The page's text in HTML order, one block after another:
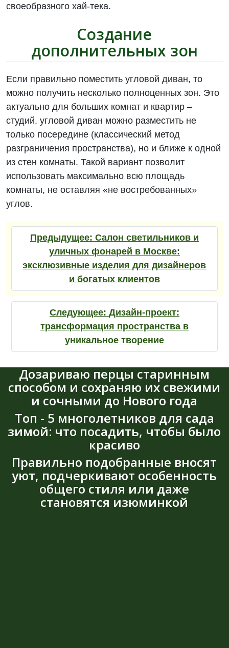
своеобразного хай-тека.
Создание
дополнительных зон
Если правильно поместить угловой диван, то
можно получить несколько полноценных зон. Это
актуально для больших комнат и квартир –
студий. угловой диван можно разместить не
только посередине (классический метод
разграничения пространства), но и ближе к одной
из стен комнаты. Такой вариант позволит
использовать максимально всю площадь
комнаты, не оставляя «не востребованных»
углов.
Предыдущее: Салон светильников и
уличных фонарей в Москве:
эксклюзивные изделия для дизайнеров
и богатых клиентов
Следующее: Дизайн-проект:
трансформация пространства в
уникальное творение
Дозариваю перцы старинным
способом и сохраняю их свежими
и сочными до Нового года
Топ - 5 многолетников для сада
зимой: что посадить, чтобы было
красиво
Правильно подобранные вносят
уют, подчеркивают особенность
общего стиля или даже
становятся изюминкой